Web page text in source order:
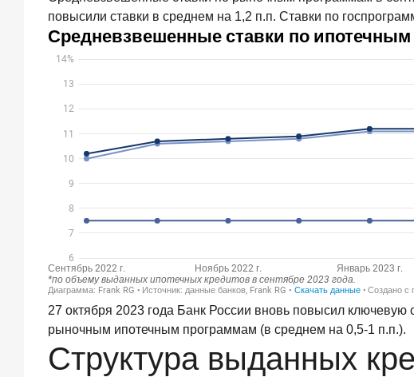
25
июня
2026
года
ИССЛЕДОВАНИЕ
Ипотека
России:
мая
2026
цифрах
2026
года
«Честность
—
индустриальный
стандарт»:
как
банки
повысили ставки в среднем на 1,2 п.п. Ставки по
27 октября 2023 года Банк России вновь повысил
рыночным ипотечным программам (в среднем на 0,5-1 п.п.).
Структура выданных